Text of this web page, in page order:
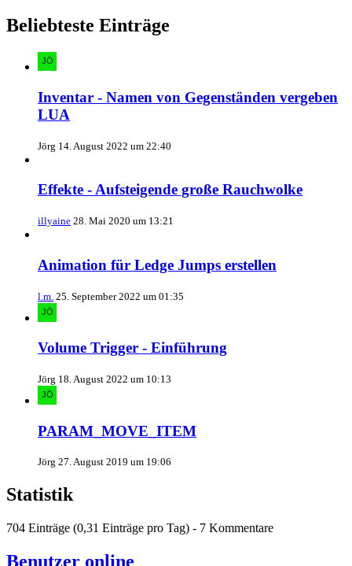
Beliebteste Einträge
Inventar - Namen von Gegenständen vergeben
LUA
Jörg 14. August 2022 um 22:40
Effekte - Aufsteigende große Rauchwolke
illyaine 28. Mai 2020 um 13:21
Animation für Ledge Jumps erstellen
l.m. 25. September 2022 um 01:35
Volume Trigger - Einführung
Jörg 18. August 2022 um 10:13
PARAM_MOVE_ITEM
Jörg 27. August 2019 um 19:06
Statistik
704 Einträge (0,31 Einträge pro Tag) - 7 Kommentare
Benutzer online